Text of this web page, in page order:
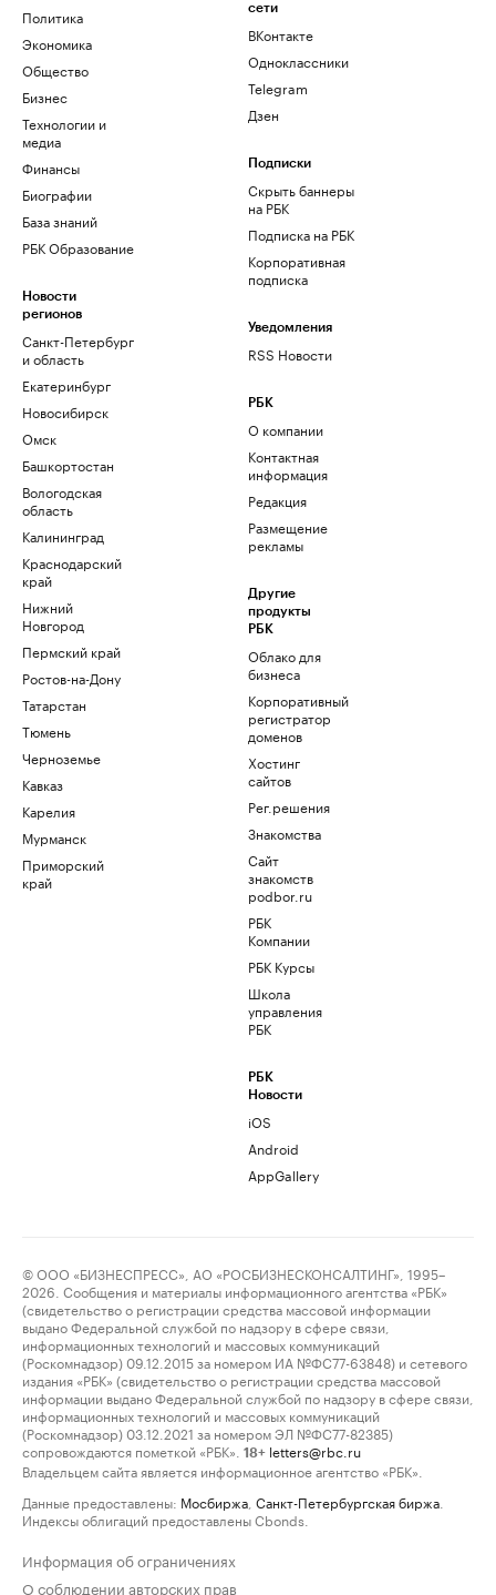
Политика
Экономика
Общество
Бизнес
Технологии и
медиа
Финансы
Биографии
База знаний
РБК Образование
Новости
регионов
Санкт-Петербург
и область
Екатеринбург
Новосибирск
Омск
Башкортостан
Вологодская
область
Калининград
Краснодарский
край
Нижний
Новгород
Пермский край
Ростов-на-Дону
Татарстан
Тюмень
Черноземье
Кавказ
Карелия
Мурманск
Приморский
край
сети
ВКонтакте
Одноклассники
Telegram
Дзен
Подписки
Скрыть баннеры
на РБК
Подписка на РБК
Корпоративная
подписка
Уведомления
RSS Новости
РБК
О компании
Контактная
информация
Редакция
Размещение
рекламы
Другие
продукты
РБК
Облако для
бизнеса
Корпоративный
регистратор
доменов
Хостинг
сайтов
Рег.решения
Знакомства
Сайт
знакомств
podbor.ru
РБК
Компании
РБК Курсы
Школа
управления
РБК
РБК
Новости
iOS
Android
AppGallery
© ООО «БИЗНЕСПРЕСС», АО «РОСБИЗНЕСКОНСАЛТИНГ», 1995–
2026. Сообщения и материалы информационного агентства «РБК»
(свидетельство о регистрации средства массовой информации
выдано Федеральной службой по надзору в сфере связи,
информационных технологий и массовых коммуникаций
(Роскомнадзор) 09.12.2015 за номером ИА №ФС77-63848) и сетевого
издания «РБК» (свидетельство о регистрации средства массовой
информации выдано Федеральной службой по надзору в сфере связи,
информационных технологий и массовых коммуникаций
(Роскомнадзор) 03.12.2021 за номером ЭЛ №ФС77-82385)
сопровождаются пометкой «РБК».
18+ letters@rbc.ru
Владельцем сайта является информационное агентство «РБК».
Данные предоставлены: Мосбиржа Санкт-Петербургская биржа
Индексы облигаций предоставлены Cbonds.
Информация об ограничениях
О соблюдении авторских прав